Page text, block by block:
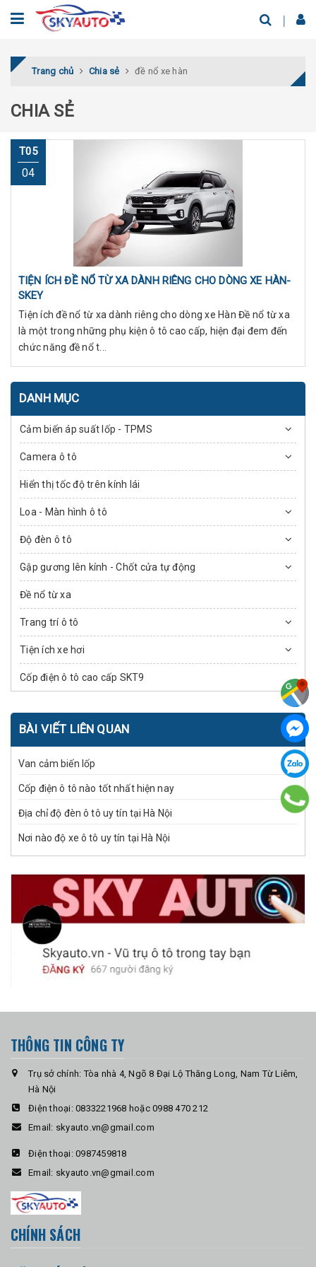
Trang chủ Chia sẻ đề nổ xe hàn
CHIA SẺ
T05
04
TIỆN ÍCH ĐỀ NỔ TỪ XA DÀNH RIÊNG CHO DÒNG XE HÀN-
SKEY
Tiện ích đề nổ từ xa dành riêng cho dòng xe Hàn Đề nổ từ xa
là một trong những phụ kiện ô tô cao cấp, hiện đại đem đến
chức năng đề nổ t...
DANH MỤC
Cảm biến áp suất lốp - TPMS
Camera ô tô
Hiển thị tốc độ trên kính lái
Loa - Màn hình ô tô
Độ đèn ô tô
Gập gương lên kính - Chốt cửa tự động
Đề nổ từ xa
Trang trí ô tô
Tiện ích xe hơi
Cốp điện ô tô cao cấp SKT9
BÀI VIẾT LIÊN QUAN
Van cảm biến lốp
Cốp điện ô tô nào tốt nhất hiện nay
Địa chỉ độ đèn ô tô uy tín tại Hà Nội
Nơi nào độ xe ô tô uy tín tại Hà Nội
THÔNG TIN CÔNG TY
Trụ sở chính: Tòa nhà 4, Ngõ 8 Đại Lộ Thăng Long, Nam Từ Liêm,
Hà Nội
Điện thoại: 0833221968 hoặc 0988 470 212
Email: skyauto.vn@gmail.com
Điện thoại: 0987459818
Email: skyauto.vn@gmail.com
CHÍNH SÁCH